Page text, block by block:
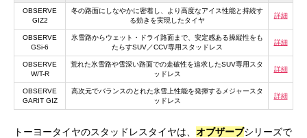
OBSERVE
GIZ2
冬の路面にしなやかに密着し、より高度なアイス性能と持続す
る効きを実現したタイヤ
詳細
OBSERVE
GSi-6
氷雪路からウェット・ドライ路面まで、安定感ある操縦性をも
たらすSUV／CCV専用スタッドレス
詳細
OBSERVE
W/T-R
荒れた氷雪路や雪深い路面での走破性を追求したSUV専用スタ
ッドレス
詳細
OBSERVE
GARIT GIZ
高次元でバランスのとれた氷雪上性能を発揮するメジャースタ
ッドレス
詳細
トーヨータイヤのスタッドレスタイヤは、 オブザーブシリーズで